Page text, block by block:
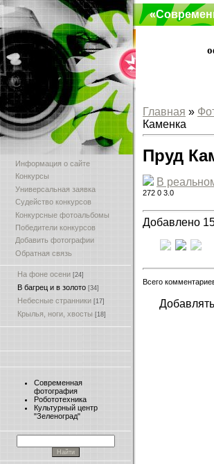
Информация о сайте
Конкурсы
Универсальная заявка
Судейство конкурсов
Конкурсные фотоальбомы
Победители конкурсов
Добавить фотографии
Обратная связь
На фоне осени [24]
В багрец и в золото [34]
Небесные странники [17]
Крылья, ноги, хвосты [18]
Современная
фотография
Робототехника
Культурный центр
"Зеленоград"
Главная »
Каменка
Пруд
В
272 0 3.0
Добавлено
Всего